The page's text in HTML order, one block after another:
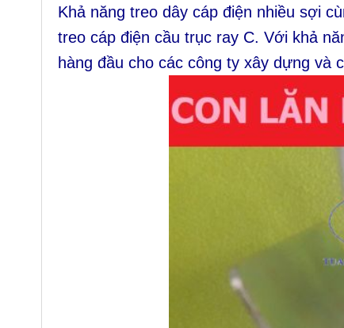
Khả năng treo dây cáp điện nhiều sợi
treo cáp điện cầu trục ray C. Với khả
hàng đầu cho các công ty xây dựng và